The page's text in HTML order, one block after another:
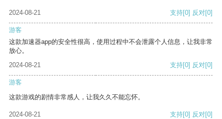
2024-08-21 支持[0] 反对[0]
游客
这款加速器app的安全性很高，使用过程中不会泄露个人信息，让我非常
放心。
2024-08-21
支持[0] 反对[0]
游客
这款游戏的剧情非常感人，让我久久不能忘怀。
2024-08-21 支持[0] 反对[0]